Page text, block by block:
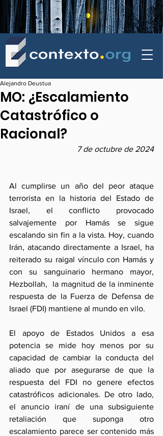
MO: ¿Escalamiento
Catastrófico o
Racional?
Alejandro Deustua
7 de octubre de 2024
Al cumplirse un año del peor ataque
terrorista en la historia del Estado de
Israel, el conflicto provocado
salvajemente por Hamás se sigue
escalando sin fin a la vista. Hoy, cuando
Irán, atacando directamente a Israel, ha
reiterado su raigal vínculo con Hamás y
con su sanguinario hermano mayor,
Hezbollah,  la magnitud de la inminente
respuesta de la Fuerza de Defensa de
Israel (FDI) mantiene al mundo en vilo.
El apoyo de Estados Unidos a esa
potencia se mide hoy menos por su
capacidad de cambiar la conducta del
aliado que por asegurarse de que la
respuesta del FDI no genere efectos
catastróficos adicionales. De otro lado,
el anuncio iraní de una subsiguiente
retaliación que suponga otro
escalamiento parece ser contenido más